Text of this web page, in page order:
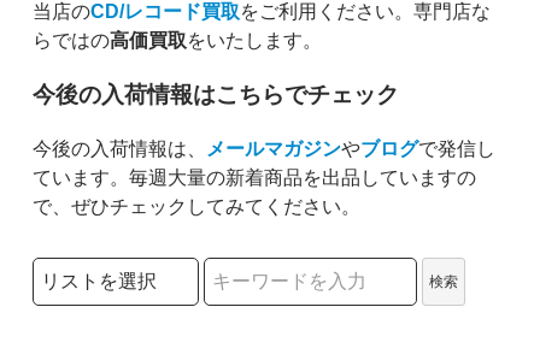
当店のCD/レコード買取をご利用ください。専門店な
らではの高価買取をいたします。
今後の入荷情報はこちらでチェック
今後の入荷情報は、 メールマガジンやブログで発信し
ています。毎週大量の新着商品を出品していますの
で、ぜひチェックしてみてください。
検索リストの選択
検索